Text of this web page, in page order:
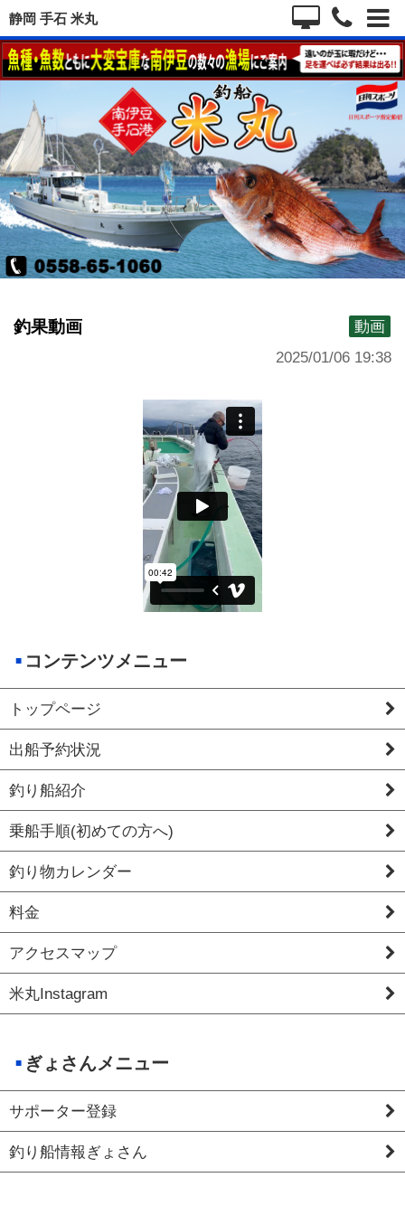
静岡 手石 米丸
動画
釣果動画
2025/01/06 19:38
コンテンツメニュー
トップページ
出船予約状況
釣り船紹介
乗船手順(初めての方へ)
釣り物カレンダー
料金
アクセスマップ
米丸Instagram
ぎょさんメニュー
サポーター登録
釣り船情報ぎょさん